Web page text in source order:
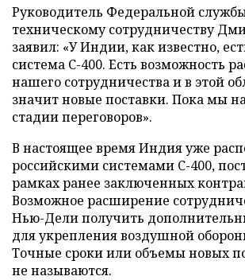
Руководитель Федеральной
техническому сотрудничеству
заявил: «У Индии, как известно,
система С-400. Есть возможность
нашего сотрудничества и в этой
значит новые поставки. Пока мы
стадии переговоров».
В настоящее время Индия уже
российскими системами С-400,
рамках ранее заключенных
Возможное расширение
Нью-Дели получить
для укрепления воздушной
Точные сроки или объемы новых
не называются.